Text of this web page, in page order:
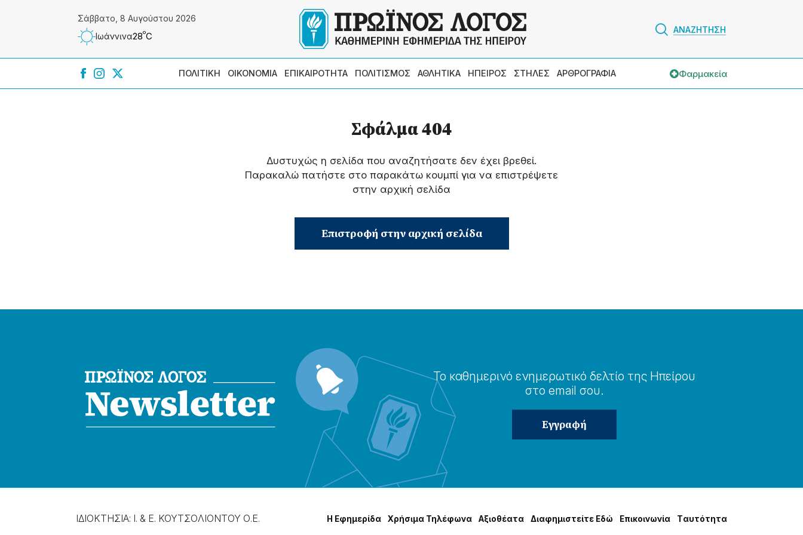
Σάββατο, 8 Αυγούστου 2026
Ιωάννɩνα28ºC
ΑΝΑΖΗΤΗΣΗ
ΠΟΛΙΤΙΚΗ ΟΙΚΟΝΟΜΙΑ ΕΠΙΚΑΙΡΟΤΗΤΑ ΠΟΛΙΤΙΣΜΟΣ ΑΘΛΗΤΙΚΑ ΗΠΕΙΡΟΣ ΣΤΗΛΕΣ ΑΡΘΡΟΓΡΑΦΙΑ Φαρμακεία
Σφάλμα 404
Δυστυχώς η σελίδα που αναζητήσατε δεν έχει βρεθεί.
Παρακαλώ πατήστε στο παρακάτω κουμπί για να επιστρέψετε
στην αρχική σελίδα
Επιστροφή στην αρχική σελίδα
Το καθημερɩνό ενημερωτɩκό δελτίο της Ηπείρου
στο email σου.
ΙΔΙΟΚΤΗΣΙΑ: Ι. & Ε. ΚΟΥΤΣΟΛΙΟΝΤΟΥ Ο.Ε. Η Εφημερίδα Χρήσɩμα Τηλέφωνα Αξɩοθέατα Δɩαφημɩστείτε Εδώ Επɩκοɩνωνία Tαυτότητα